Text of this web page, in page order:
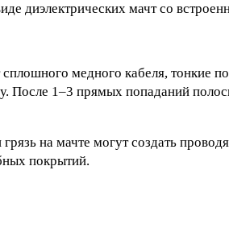
диэлектрических мачт со
сплошного медного кабеля, тонкие
После 1–3 прямых попаданий
на мачте могут создать
покрытий.